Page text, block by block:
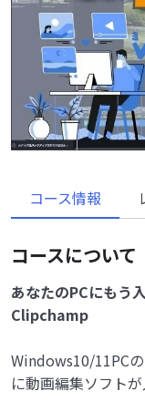
コース情報
コースについて
あなたのPCにもう
Clipchamp
Windows10/11PC
に動画編集ソフト